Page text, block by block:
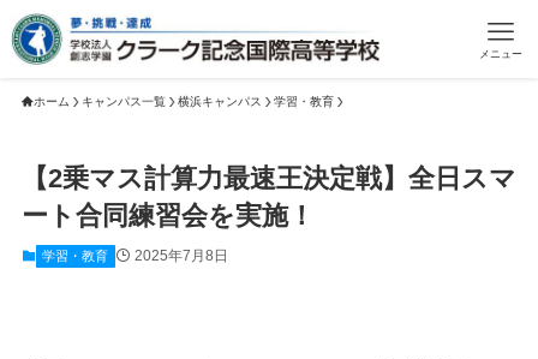
メニュー
ホーム キャンパス一覧 横浜キャンパス 学習・教育
【2乗マス計算力最速王決定戦】全日スマ
ート合同練習会を実施！
学習・教育 2025年7月8日